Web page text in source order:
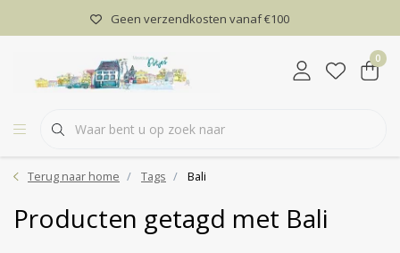
Geen verzendkosten vanaf €100
0
Terug naar home Tags Bali
Producten getagd met Bali